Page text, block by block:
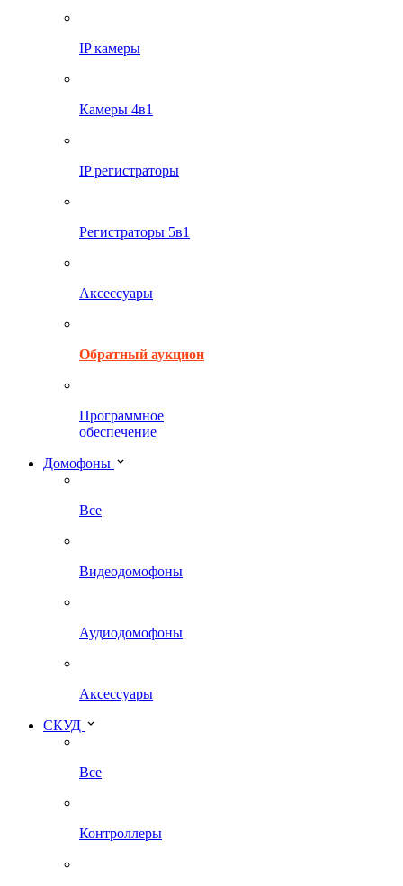
IP камеры
Камеры 4в1
IP регистраторы
Регистраторы 5в1
Аксессуары
Обратный аукцион
Программное
обеспечение
Домофоны
Все
Видеодомофоны
Аудиодомофоны
Аксессуары
СКУД
Все
Контроллеры